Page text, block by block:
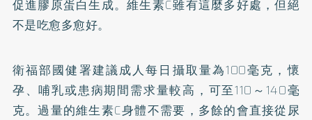
促進膠原蛋白生成。維生素C雖有這麼多好處，但絕
不是吃愈多愈好。
衛福部國健署建議成人每日攝取量為100毫克，懷
孕、哺乳或患病期間需求量較高，可至110～140毫
克。過量的維生素C身體不需要，多餘的會直接從尿